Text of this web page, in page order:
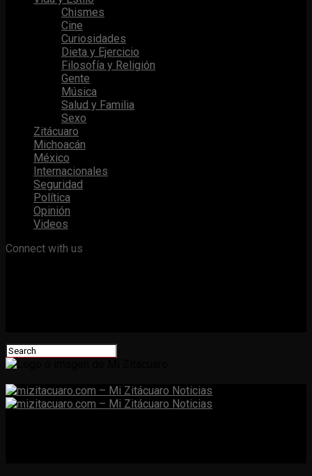
Chismes
Cine
Curiosidades
Dieta y Ejercicio
Filosofía y Religión
Gente
Música
Salud y Familia
Sexo
Zitácuaro
Michoacán
México
Internacionales
Seguridad
Política
Opinión
Videos
Connect with us